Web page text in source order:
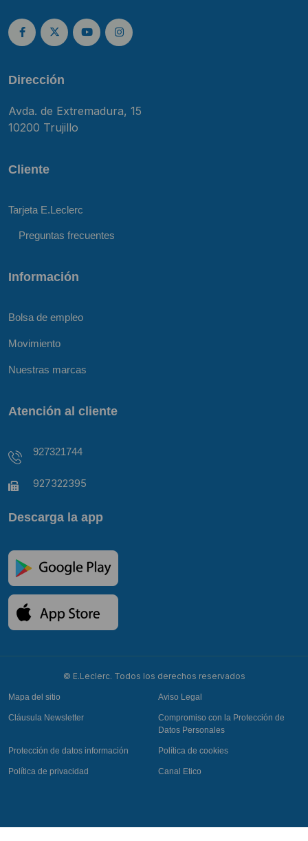
Dirección
Avda. de Extremadura, 15
10200 Trujillo
Cliente
Tarjeta E.Leclerc
Preguntas frecuentes
Información
Bolsa de empleo
Movimiento
Nuestras marcas
Atención al cliente
927321744
927322395
Descarga la app
© E.Leclerc. Todos los derechos reservados
Mapa del sitio Aviso Legal
Cláusula Newsletter
Compromiso con la Protección de
Datos Personales
Protección de datos información Política de cookies
Política de privacidad Canal Etico